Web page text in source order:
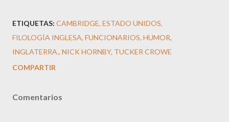
ETIQUETAS: CAMBRIDGE ESTADO UNIDOS
FILOLOGÍA INGLESA FUNCIONARIOS HUMOR
INGLATERRA. NICK HORNBY TUCKER CROWE
COMPARTIR
Comentarios